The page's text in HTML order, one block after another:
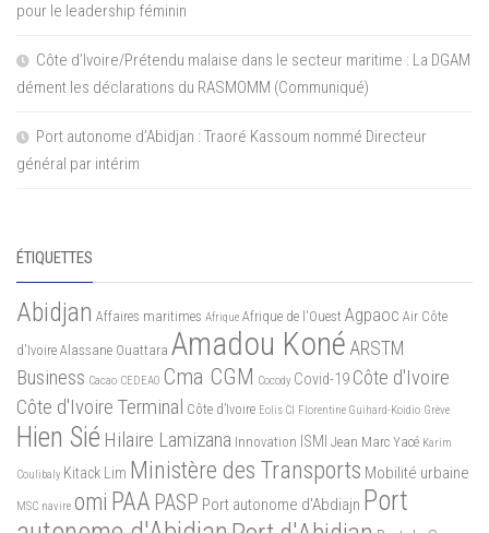
pour le leadership féminin
Côte d’Ivoire/Prétendu malaise dans le secteur maritime : La DGAM
dément les déclarations du RASMOMM (Communiqué)
Port autonome d’Abidjan : Traoré Kassoum nommé Directeur
général par intérim
ÉTIQUETTES
Abidjan Affaires maritimes Afrique Afrique de l'Ouest Agpaoc Air Côte
d'Ivoire Alassane Ouattara Amadou Koné ARSTM
Business Cacao CEDEAO Cma CGM Cocody Covid-19 Côte d'Ivoire
Côte d'Ivoire Terminal Côte d’Ivoire Eolis CI Florentine Guihard-Koidio Grève
Hien Sié Hilaire Lamizana Innovation ISMI Jean Marc Yacé Karim
Coulibaly Kitack Lim Ministère des Transports Mobilité urbaine
MSC navire omi PAA PASP Port autonome d'Abdiajn Port